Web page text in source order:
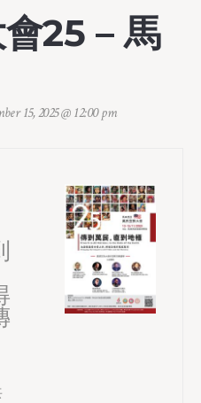
25 – 馬
15, 2025 @ 12:00 pm